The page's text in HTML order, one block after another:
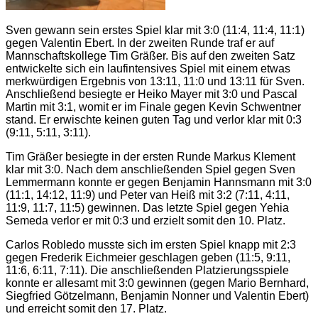
Sven gewann sein erstes Spiel klar mit 3:0 (11:4, 11:4, 11:1)
gegen Valentin Ebert. In der zweiten Runde traf er auf
Mannschaftskollege Tim Gräßer. Bis auf den zweiten Satz
entwickelte sich ein laufintensives Spiel mit einem etwas
merkwürdigen Ergebnis von 13:11, 11:0 und 13:11 für Sven.
Anschließend besiegte er Heiko Mayer mit 3:0 und Pascal
Martin mit 3:1, womit er im Finale gegen Kevin Schwentner
stand. Er erwischte keinen guten Tag und verlor klar mit 0:3
(9:11, 5:11, 3:11).
Tim Gräßer besiegte in der ersten Runde Markus Klement
klar mit 3:0. Nach dem anschließenden Spiel gegen Sven
Lemmermann konnte er gegen Benjamin Hannsmann mit 3:0
(11:1, 14:12, 11:9) und Peter van Heiß mit 3:2 (7:11, 4:11,
11:9, 11:7, 11:5) gewinnen. Das letzte Spiel gegen Yehia
Semeda verlor er mit 0:3 und erzielt somit den 10. Platz.
Carlos Robledo musste sich im ersten Spiel knapp mit 2:3
gegen Frederik Eichmeier geschlagen geben (11:5, 9:11,
11:6, 6:11, 7:11). Die anschließenden Platzierungsspiele
konnte er allesamt mit 3:0 gewinnen (gegen Mario Bernhard,
Siegfried Götzelmann, Benjamin Nonner und Valentin Ebert)
und erreicht somit den 17. Platz.